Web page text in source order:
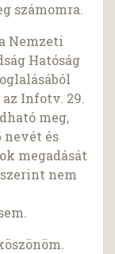
számomra.
Nemzeti
Hatóság
Infotv. 29.
meg,
és
megadását
nem